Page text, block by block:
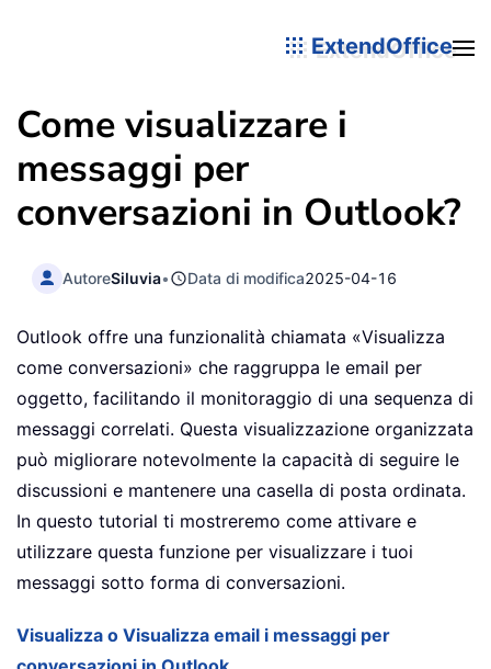
ExtendOffice
Come visualizzare i
messaggi per
conversazioni in Outlook?
AutoreSiluvia• Data di modifica2025-04-16
Outlook offre una funzionalità chiamata «Visualizza
come conversazioni» che raggruppa le email per
oggetto, facilitando il monitoraggio di una sequenza di
messaggi correlati. Questa visualizzazione organizzata
può migliorare notevolmente la capacità di seguire le
discussioni e mantenere una casella di posta ordinata.
In questo tutorial ti mostreremo come attivare e
utilizzare questa funzione per visualizzare i tuoi
messaggi sotto forma di conversazioni.
Visualizza o Visualizza email i messaggi per